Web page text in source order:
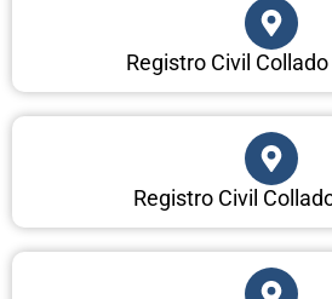
Registro Civil
Registro Civil